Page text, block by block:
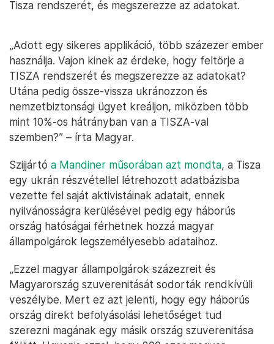
Tisza rendszerét, és megszerezze az adatokat.
„Adott egy sikeres applikáció, több százezer ember
használja. Vajon kinek az érdeke, hogy feltörje a
TISZA rendszerét és megszerezze az adatokat?
Utána pedig össze-vissza ukránozzon és
nemzetbiztonsági ügyet kreáljon, miközben több
mint 10%-os hátrányban van a TISZA-val
szemben?” – írta Magyar.
Szijjártó a Mandiner műsorában azt mondta, a Tisza
egy ukrán részvétellel létrehozott adatbázisba
vezette fel saját aktivistáinak adatait, ennek
nyilvánosságra kerülésével pedig egy háborús
ország hatóságai férhetnek hozzá magyar
állampolgárok legszemélyesebb adataihoz.
„Ezzel magyar állampolgárok százezreit és
Magyarország szuverenitását sodorták rendkívüli
veszélybe. Mert ez azt jelenti, hogy egy háborús
ország direkt befolyásolási lehetőséget tud
szerezni magának egy másik ország szuverenitása